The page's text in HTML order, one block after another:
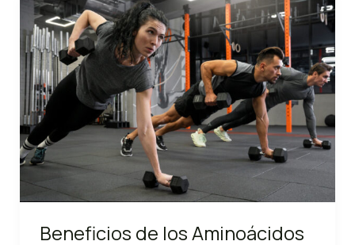
Características
y
beneficios
para
la
salud
Beneficios de los Aminoácidos